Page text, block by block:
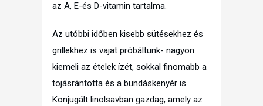
az A, E-és D-vitamin tartalma.
Az utóbbi időben kisebb sütésekhez és
grillekhez is vajat próbáltunk- nagyon
kiemeli az ételek ízét, sokkal finomabb a
tojásrántotta és a bundáskenyér is.
Konjugált linolsavban gazdag, amely az